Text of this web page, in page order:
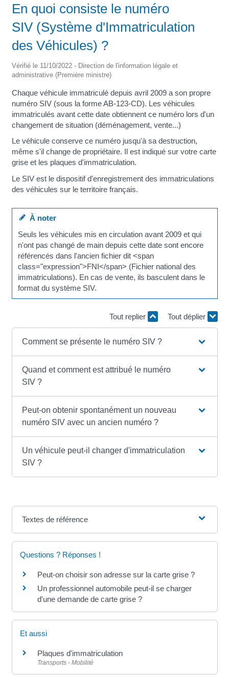
En quoi consiste le numéro
SIV (Système d'Immatriculation
des Véhicules) ?
Vérifié le 11/10/2022 - Direction de l'information légale et
administrative (Première ministre)
Chaque véhicule immatriculé depuis avril 2009 a son propre
numéro SIV (sous la forme AB-123-CD). Les véhicules
immatriculés avant cette date obtiennent ce numéro lors d'un
changement de situation (déménagement, vente...)
Le véhicule conserve ce numéro jusqu'à sa destruction,
même s'il change de propriétaire. Il est indiqué sur votre carte
grise et les plaques d'immatriculation.
Le SIV est le dispositif d'enregistrement des immatriculations
des véhicules sur le territoire français.
À noter
Seuls les véhicules mis en circulation avant 2009 et qui
n'ont pas changé de main depuis cette date sont encore
référencés dans l'ancien fichier dit <span
class="expression">FNI</span> (Fichier national des
immatriculations). En cas de vente, ils basculent dans le
format du système SIV.
Tout replier Tout déplier
Comment se présente le numéro SIV ?
Quand et comment est attribué le numéro
SIV ?
Peut-on obtenir spontanément un nouveau
numéro SIV avec un ancien numéro ?
Un véhicule peut-il changer d'immatriculation
SIV ?
Textes de référence
Questions ? Réponses !
Peut-on choisir son adresse sur la carte grise ?
Un professionnel automobile peut-il se charger
d'une demande de carte grise ?
Et aussi
Plaques d'immatriculation
Transports - Mobilité